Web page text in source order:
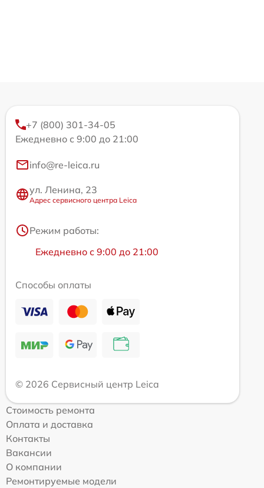
+7 (800) 301-34-05
Ежедневно с 9:00 до 21:00
info@re-leica.ru
ул. Ленина, 23
Адрес сервисного центра Leica
Режим работы:
Ежедневно с 9:00 до 21:00
Способы оплаты
© 2026 Сервисный центр Leica
Стоимость ремонта
Оплата и доставка
Контакты
Вакансии
О компании
Ремонтируемые модели